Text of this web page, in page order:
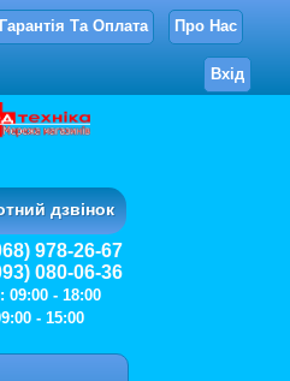
Гарантія Та Оплата Про Нас
Вхід
дзвінок
978-26-67
080-06-36
09:00 - 18:00
- 15:00